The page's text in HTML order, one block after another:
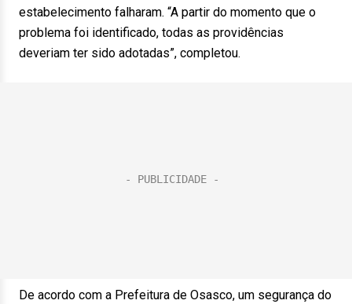
estabelecimento falharam. “A partir do momento que o
problema foi identificado, todas as providências
deveriam ter sido adotadas”, completou.
De acordo com a Prefeitura de Osasco, um segurança do